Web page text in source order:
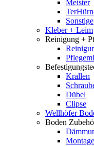
Meister
Sonstige
Kleber + Leim
Reinigung +
Krallen
Dübel
Clipse
Wellhöfer
Boden